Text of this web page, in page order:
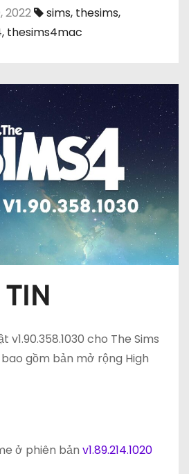
2022 sims, thesims,
, thesims4mac
cho The Sims
gồm bản mở rộng High
ở phiên bản v1.89.214.1020